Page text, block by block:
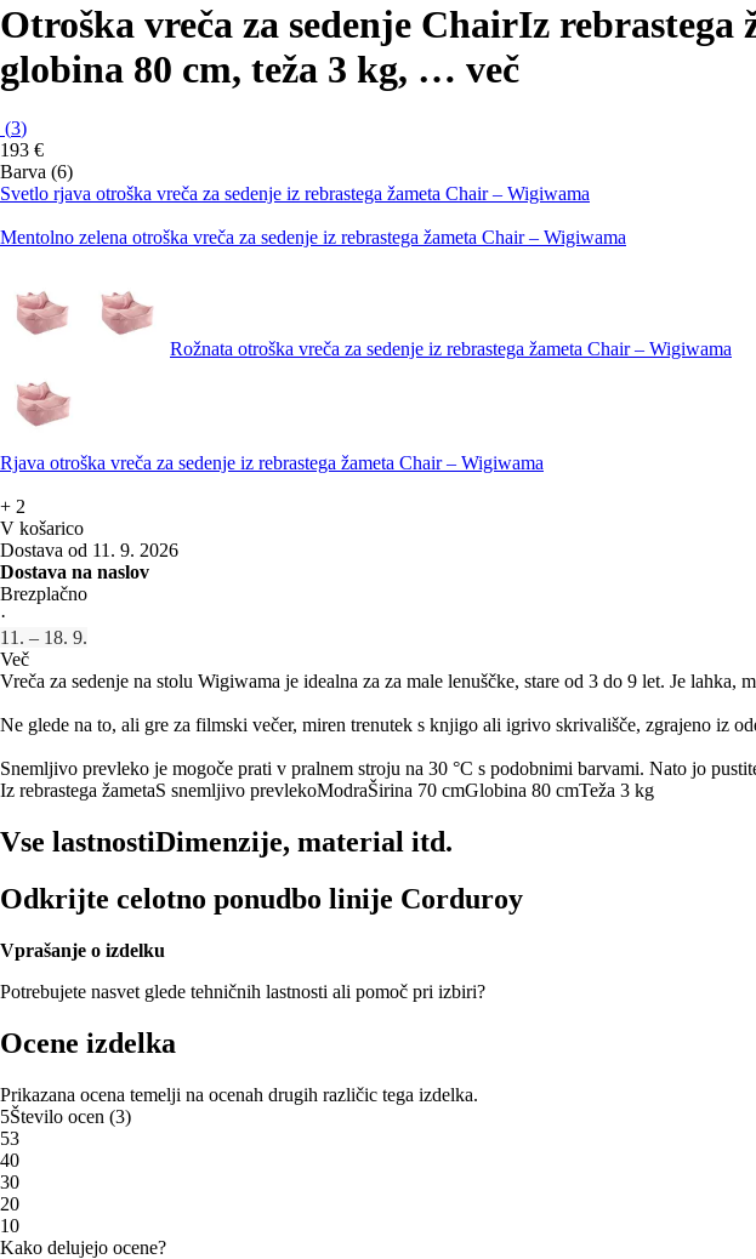
Otroška vreča za sedenje ChairIz rebrastega
globina 80 cm, teža 3 kg, … več
(3)
193 €
Barva (6)
Svetlo rjava otroška vreča za sedenje iz rebrastega žameta Chair – Wigiwama
Mentolno zelena otroška vreča za sedenje iz rebrastega žameta Chair – Wigiwama
Rožnata otroška vreča za sedenje iz rebrastega žameta Chair – Wigiwama
Rjava otroška vreča za sedenje iz rebrastega žameta Chair – Wigiwama
+ 2
V košarico
Dostava od 11. 9. 2026
Dostava na naslov
Brezplačno
·
11. – 18. 9.
Več
Vreča za sedenje na stolu Wigiwama je idealna za za male lenuščke, stare od 3 do 9 let. Je lahka,
Ne glede na to, ali gre za filmski večer, miren trenutek s knjigo ali igrivo skrivališče, zgrajeno iz
Snemljivo prevleko je mogoče prati v pralnem stroju na 30 °C s podobnimi barvami. Nato jo
Iz rebrastega žametaS snemljivo prevlekoModraŠirina 70 cmGlobina 80 cmTeža 3 kg
Vse lastnostiDimenzije, material itd.
Odkrijte celotno ponudbo linije Corduroy
Vprašanje o izdelku
Potrebujete nasvet glede tehničnih lastnosti ali pomoč pri izbiri?
Ocene izdelka
Prikazana ocena temelji na ocenah drugih različic tega izdelka.
5Število ocen (3)
53
40
30
20
10
Kako delujejo ocene?